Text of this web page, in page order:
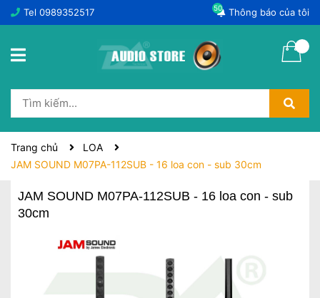
Tel 0989352517 Thông báo của tôi
50
Trang chủ
LOA
JAM SOUND M07PA-112SUB - 16 loa con - sub 30cm
JAM SOUND M07PA-112SUB - 16 loa con - sub
30cm